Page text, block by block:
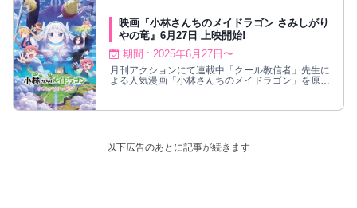
映画『小林さんちのメイドラゴン さみしがり
やの竜』6月27日 上映開始!
期間 : 2025年6月27日〜
月刊アクションにて連載中「クール教信者」先生に
よる人気漫画「小林さんちのメイドラゴン」を原作
6月27日に上映開始!この夏、見逃がせない感動の
以下広告のあとに記事が続きます